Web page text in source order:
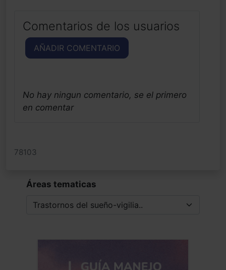
Comentarios de los usuarios
AÑADIR COMENTARIO
No hay ningun comentario, se el primero
en comentar
78103
Áreas tematicas